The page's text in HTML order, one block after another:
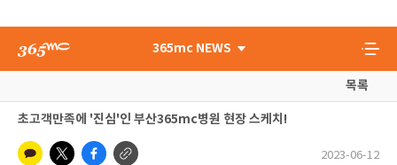
365mc NEWS
목록
초고객만족에 '진심'인 부산365mc병원 현장 스케치!
2023-06-12